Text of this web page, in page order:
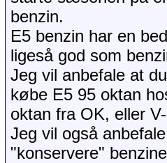
benzin.
E5 benzin har en
ligeså god som
Jeg vil anbefale at
købe E5 95 oktan
oktan fra OK, eller
Jeg vil også
"konservere"